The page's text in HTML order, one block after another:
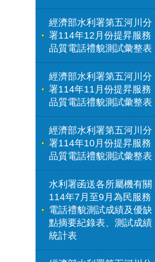
經濟部水利署第五河川分
署114年12月份提昇服務
品質電話禮貌測試彙整表
經濟部水利署第五河川分
署114年11月份提昇服務
品質電話禮貌測試彙整表
經濟部水利署第五河川分
署114年10月份提昇服務
品質電話禮貌測試彙整表
水利署函送各所屬機有關
114年7月至9月為民服務
電話禮貌測試成績及優缺
點摘要紀錄表、測試成績
統計表